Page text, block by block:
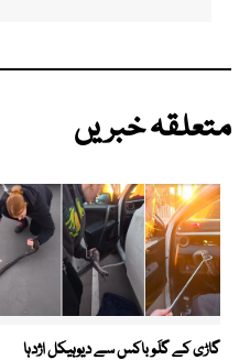
متعلقہ خبریں
گاڑی کے گلَو باکس سے دیوہیکل اژدہا